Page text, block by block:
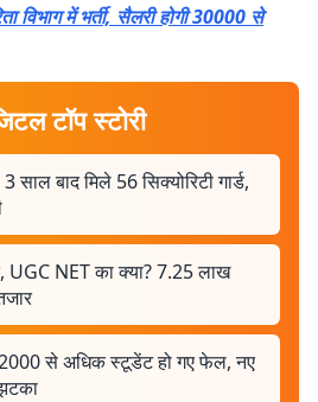
विभाग में भर्ती, सैलरी होगी 30000 से
टॉप स्टोरी
साल बाद मिले 56 सिक्योरिटी गार्ड,
UGC NET का क्या? 7.25 लाख
2000 से अधिक स्टूडेंट हो गए फेल, नए